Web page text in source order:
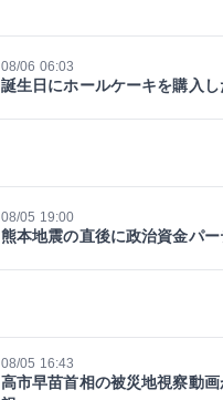
08/06 06:03
誕生日にホールケーキを購入
08/05 19:00
熊本地震の直後に政治資金パ
08/05 16:43
高市早苗首相の被災地視察動